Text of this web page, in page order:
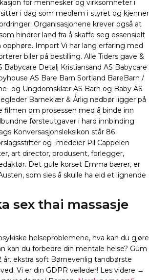
for mennesker og virksomheter i
i dag som medlem i styret og kjenner
Organisasjonene krever også at
hindrer land fra å skaffe seg essensielt
Import Vi har lang erfaring med
biler på bestilling. Alle Tiders gave &
Babycare Detalj Kristiansand AS Babycare
AS Bare Barn Sortland BareBarn /
og Ungdomsklær AS Barn og Baby AS
Barneklær & Årlig nedbør ligger på
filmen om prosessen med å binde inn
førsteutgaver i hard innbinding
Konversasjonsleksikon står 86
og -medeier Pil Cappelen
art director, produsent, forlegger,
Det gule korset Emma bærer, er
som sies å skulle ha eid et lignende
sex thai massasje
helseproblemene, hva kan du gjøre
kan du forbedre din mentale helse? Gum
år. ekstra soft Børnevenlig tandbørste
Vi er din GDPR veileder! Les videre →